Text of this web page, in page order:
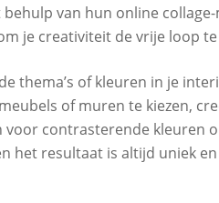
van hun online
je creativiteit de vrije loop
thema’s of kleuren in je
of muren te kiezen,
contrasterende kleuren
het resultaat is altijd uniek